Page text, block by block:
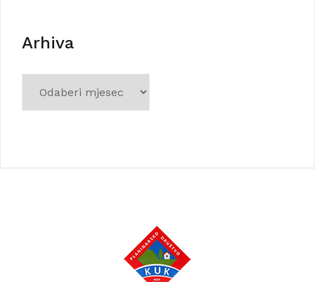
Arhiva